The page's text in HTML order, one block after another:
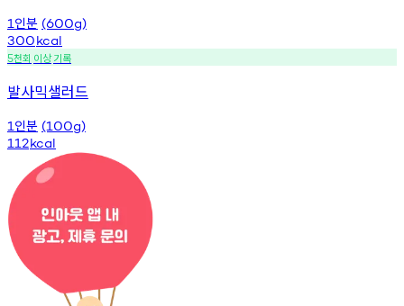
1 인분 (600g)
300kcal
5천회 이상기록
발사믹샐러드
1 인분 (100g)
112kcal